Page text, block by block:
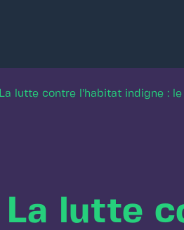
La lutte contre l’habitat indigne :
La lutte